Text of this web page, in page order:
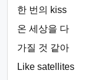
한 번의 kiss
온 세상을 다
가질 것 같아
Like satellites